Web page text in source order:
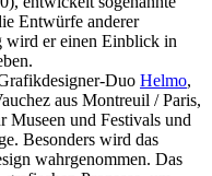
Entwürfe anderer
wird er einen Einblick in
Duo Helmo,
aus Montreuil / Paris,
Museen und Festivals und
Besonders wird das
wahrgenommen. Das